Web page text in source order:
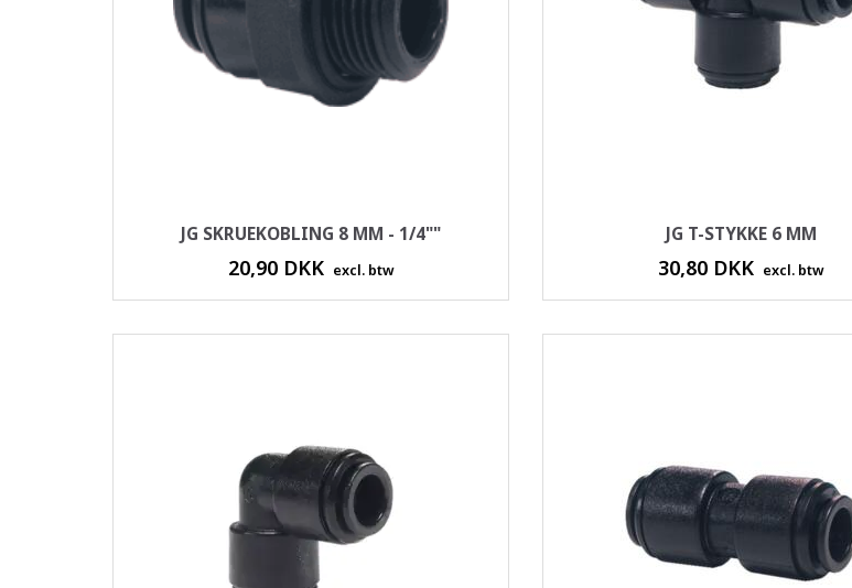
JG SKRUEKOBLING 8 MM - 1/4""
20,90 DKK excl. btw
JG T-STYKKE 6 MM
30,80 DKK excl. btw